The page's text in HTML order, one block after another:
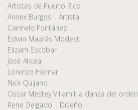
Artistas de Puerto Rico
Annex Burgos | Artista
Carmelo Fontánez
Edwin Maurás Modesti
Elizam Escobar
José Alicea
Lorenzo Homar
Nick Quijano
Oscar Mestey Villamil la danza del orden
Rene Delgado | Diseño